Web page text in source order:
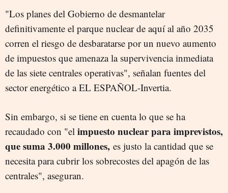
"Los planes del Gobierno de desmantelar
definitivamente el parque nuclear de aquí al año 2035
corren el riesgo de desbaratarse por un nuevo aumento
de impuestos que amenaza la supervivencia inmediata
de las siete centrales operativas", señalan fuentes del
sector energético a EL ESPAÑOL-Invertia.
Sin embargo, si se tiene en cuenta lo que se ha
recaudado con "el impuesto nuclear para imprevistos,
que suma 3.000 millones, es justo la cantidad que se
necesita para cubrir los sobrecostes del apagón de las
centrales", aseguran.